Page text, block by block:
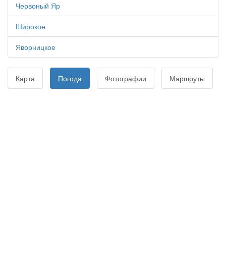
Червоный Яр
Широкое
Яворницкое
Карта Погода Фотографии Маршруты